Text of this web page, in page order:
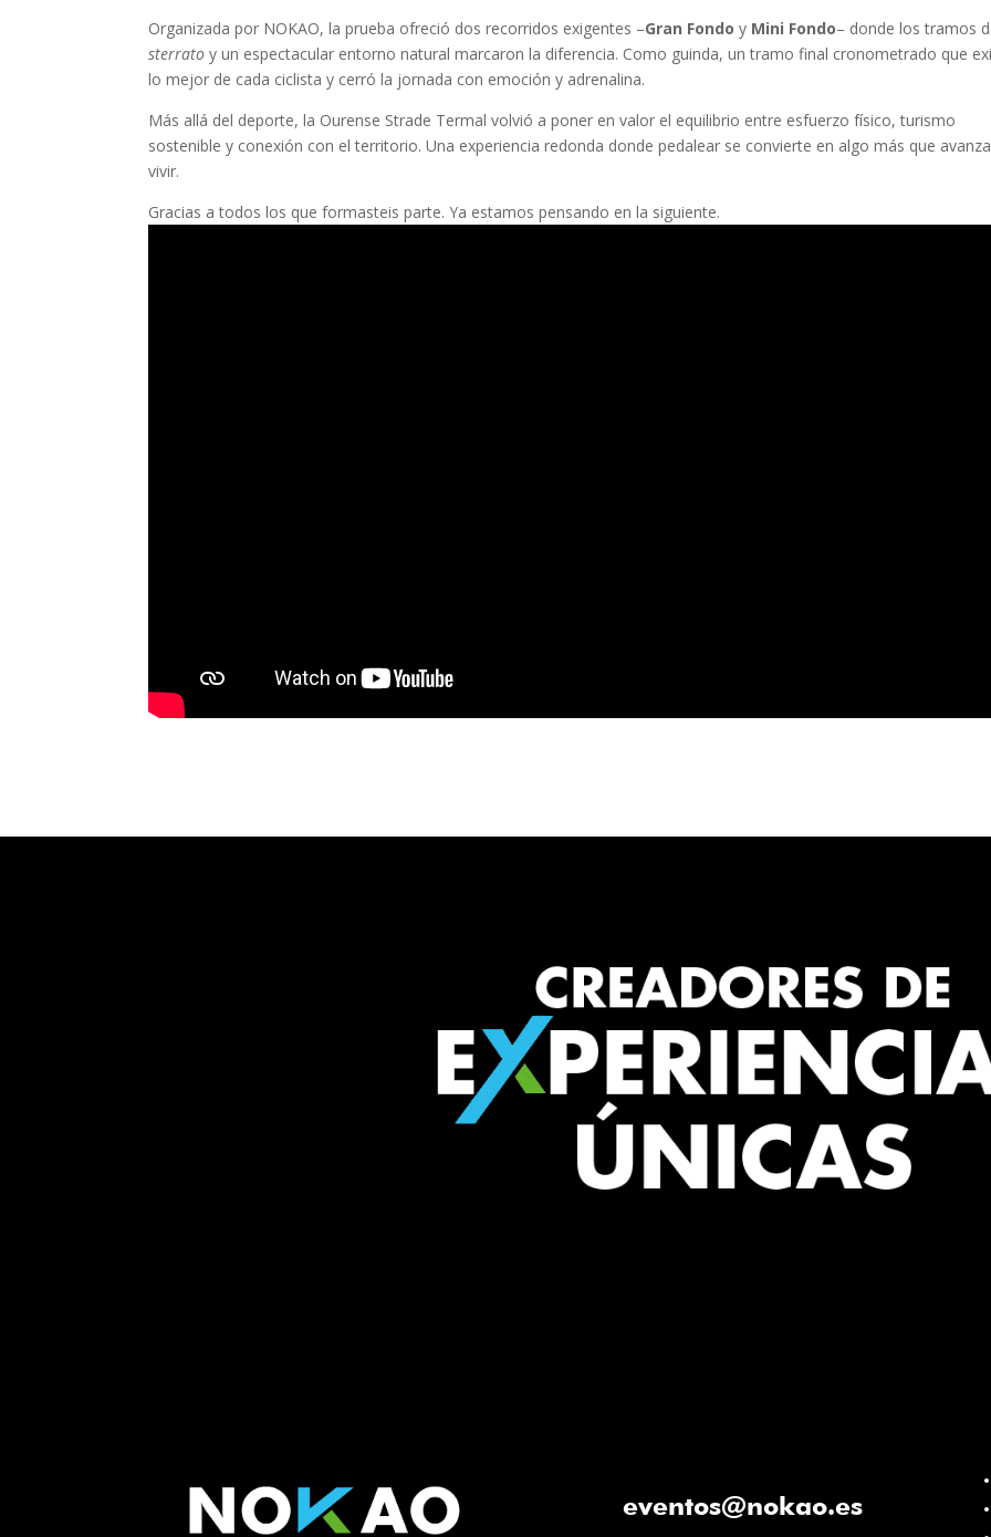
Organizada por NOKAO, la prueba ofreció dos recorridos exigentes –Gran Fondo y Mini Fondo– donde los tramos
sterrato y un espectacular entorno natural marcaron la diferencia. Como guinda, un tramo final cronometrado que
lo mejor de cada ciclista y cerró la jornada con emoción y adrenalina.
Más allá del deporte, la Ourense Strade Termal volvió a poner en valor el equilibrio entre esfuerzo físico, turismo
sostenible y conexión con el territorio. Una experiencia redonda donde pedalear se convierte en algo más que
vivir.
Gracias a todos los que formasteis parte. Ya estamos pensando en la siguiente.
eventos@nokao.es